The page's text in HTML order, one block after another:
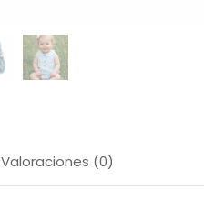
Valoraciones (0)